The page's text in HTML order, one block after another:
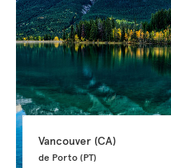
Vancouver (CA)
de Porto (PT)